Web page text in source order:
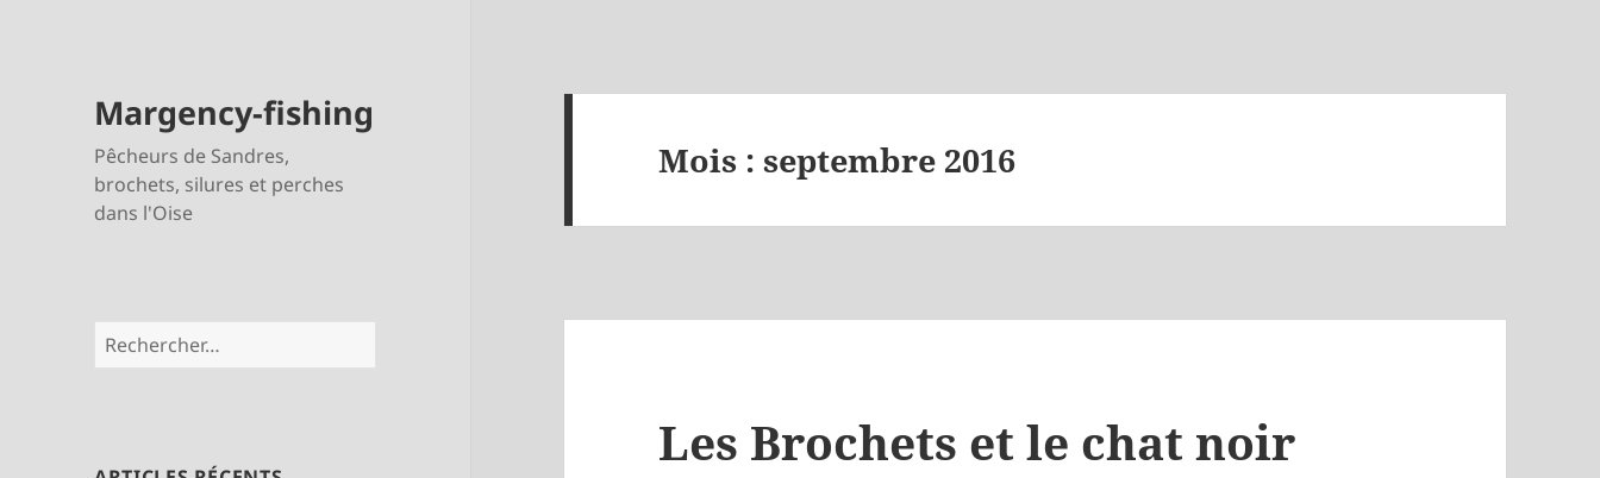
Margency-fishing
Pêcheurs de Sandres,
brochets, silures et perches
dans l'Oise
Rechercher :
Mois :septembre 2016
Les Brochets et le chat noir